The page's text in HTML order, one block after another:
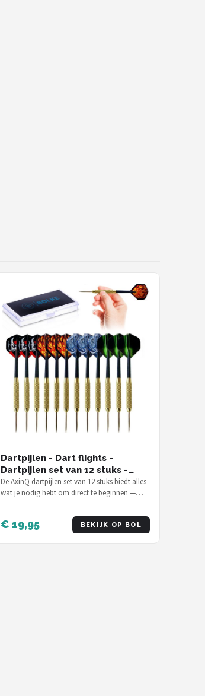
Dartpijlen - Dart flights -
Dartpijlen set van 12 stuks -
Hoge kwaliteit - Basic. - 19
gram dartpijlen
De AxinQ dartpijlen set van 12 stuks biedt alles
wat je nodig hebt om direct te beginnen —
€ 19,95 BEKIJK OP BOL